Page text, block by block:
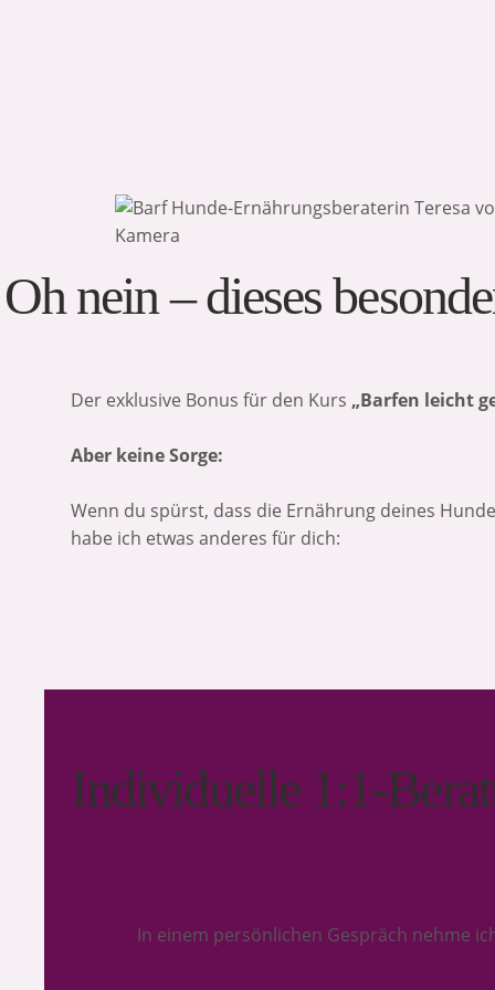
Oh nein – dieses
Der exklusive Bonus für den Kurs „Barfen leicht
Aber keine Sorge:
Wenn du spürst, dass die Ernährung deines
habe ich etwas anderes für dich:
Individuelle 1:1-
In einem persönlichen Gespräch nehme